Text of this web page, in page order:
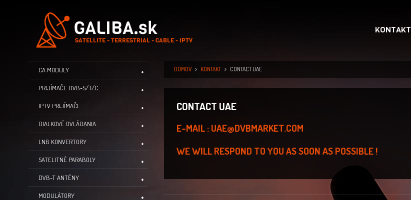
KONTAKT
DOMOV KONTAKT CONTACT UAE
CONTACT UAE
E-MAIL : UAE@DVBMARKET.COM
WE WILL RESPOND TO YOU AS SOON AS POSSIBLE !
CA MODULY
PRIJÍMAČE DVB-S/T/C
IPTV PRIJÍMAČE
DIALKOVÉ OVLÁDANIA
LNB KONVERTORY
SATELITNÉ PARABOLY
DVB-T ANTÉNY
MODULÁTORY